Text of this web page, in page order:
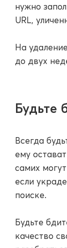
нужно
URL,
На
до двух
Будьте
Всегда
ему
самих
если
поиске.
Будьте
качество